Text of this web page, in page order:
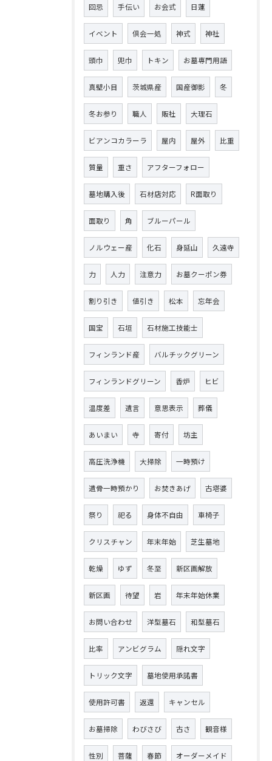
回忌 手伝い お会式 日蓮
イベント 倶会一処 神式 神社
頭巾 兜巾 トキン お墓専門用語
真壁小目 茨城県産 国産御影 冬
冬お参り 職人 販社 大理石
ビアンコカラーラ 屋内 屋外 比重
質量 重さ アフターフォロー
墓地購入後 石材店対応 R面取り
面取り 角 ブルーパール
ノルウェー産 化石 身延山 久遠寺
力 人力 注意力 お墓クーポン券
割り引き 値引き 松本 忘年会
国宝 石垣 石材施工技能士
フィンランド産 バルチックグリーン
フィンランドグリーン 香炉 ヒビ
温度差 遺言 意思表示 葬儀
あいまい 寺 寄付 坊主
高圧洗浄機 大掃除 一時預け
遺骨一時預かり お焚きあげ 古塔婆
祭り 祀る 身体不自由 車椅子
クリスチャン 年末年始 芝生墓地
乾燥 ゆず 冬至 新区画解放
新区画 待望 岩 年末年始休業
お問い合わせ 洋型墓石 和型墓石
比率 アンビグラム 隠れ文字
トリック文字 墓地使用承諾書
使用許可書 返還 キャンセル
お墓掃除 わびさび 古さ 観音様
性別 菩薩 春節 オーダーメイド